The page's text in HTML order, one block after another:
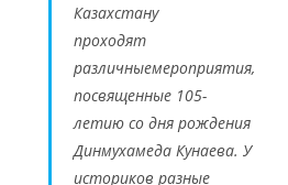
Казахстану
проходят
различныемероприятия,
посвященные 105-
летию со дня рождения
Динмухамеда Кунаева. У
историков разные